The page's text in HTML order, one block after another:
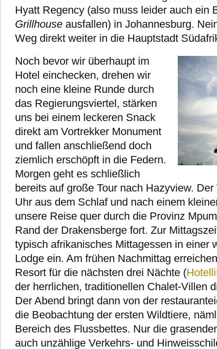
Hyatt Regency (also muss leider auch ein
Grillhouse ausfallen) in Johannesburg.
Weg direkt weiter in die Hauptstadt
Noch bevor wir überhaupt im
Hotel einchecken, drehen wir
noch eine kleine Runde durch
das Regierungsviertel, stärken
uns bei einem leckeren Snack
direkt am Vortrekker Monument
und fallen anschließend doch
ziemlich erschöpft in die Federn.
Morgen geht es schließlich
bereits auf große Tour nach Hazyview.
Uhr aus dem Schlaf und nach einem
unsere Reise quer durch die Provinz
Rand der Drakensberge fort. Zur
typisch afrikanisches Mittagessen in einer
Lodge ein. Am frühen Nachmittag
Resort für die nächsten drei Nächte (
der herrlichen, traditionellen Chalet-Villen
Der Abend bringt dann von der
die Beobachtung der ersten Wildtiere,
Bereich des Flussbettes. Nur die
auch unzählige Verkehrs- und